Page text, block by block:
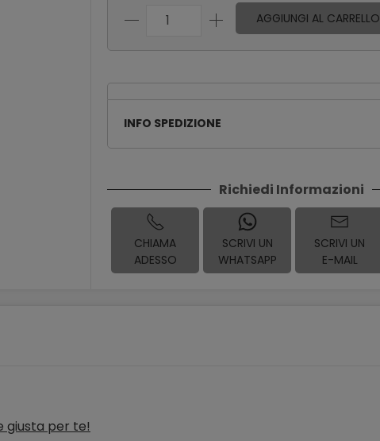
AGGIUNGI AL CARRELLO
INFO SPEDIZIONE
Richiedi Informazioni
CHIAMA
ADESSO
SCRIVI UN
WHATSAPP
SCRIVI UN
E-MAIL
giusta per te!